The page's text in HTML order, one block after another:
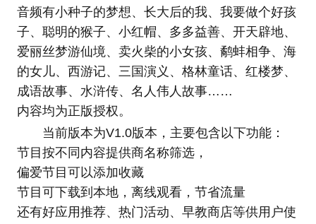
音频有小种子的梦想、长大后的我、我要做个好孩
子、聪明的猴子、小红帽、多多益善、开天辟地、
爱丽丝梦游仙境、卖火柴的小女孩、鹬蚌相争、海
的女儿、西游记、三国演义、格林童话、红楼梦、
成语故事、水浒传、名人伟人故事……
内容均为正版授权。
当前版本为V1.0版本，主要包含以下功能：
节目按不同内容提供商名称筛选，
偏爱节目可以添加收藏
节目可下载到本地，离线观看，节省流量
还有好应用推荐、热门活动、早教商店等供用户使